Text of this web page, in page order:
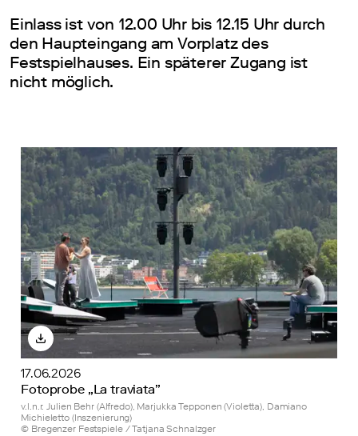
Einlass ist von 12.00 Uhr bis 12.15 Uhr durch
den Haupteingang am Vorplatz des
Festspielhauses. Ein späterer Zugang ist
nicht möglich.
17.06.2026
Fotoprobe „La traviata”
v.l.n.r. Julien Behr (Alfredo), Marjukka Tepponen (Violetta), Damiano
Michieletto (Inszenierung)
© Bregenzer Festspiele / Tatjana Schnalzger